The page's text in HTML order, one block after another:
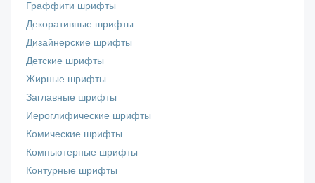
Граффити шрифты
Декоративные шрифты
Дизайнерские шрифты
Детские шрифты
Жирные шрифты
Заглавные шрифты
Иероглифические шрифты
Комические шрифты
Компьютерные шрифты
Контурные шрифты